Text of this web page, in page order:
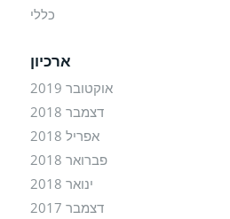
כללי
ארכיון
אוקטובר 2019
דצמבר 2018
אפריל 2018
פברואר 2018
ינואר 2018
דצמבר 2017